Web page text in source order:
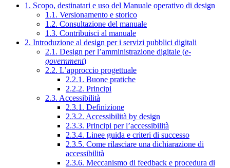
1. Scopo, destinatari e uso del Manuale operativo di design
1.1. Versionamento e storico
1.2. Consultazione del manuale
1.3. Contribuisci al manuale
2. Introduzione al design per i servizi pubblici digitali
2.1. Design per l’amministrazione digitale (e-
government)
2.2. L’approccio progettuale
2.2.1. Buone pratiche
2.2.2. Principi
2.3. Accessibilità
2.3.1. Definizione
2.3.2. Accessibilità by design
2.3.3. Principi per l’accessibilità
2.3.4. Linee guida e criteri di successo
2.3.5. Come rilasciare una dichiarazione di
accessibilità
2.3.6. Meccanismo di feedback e procedura di